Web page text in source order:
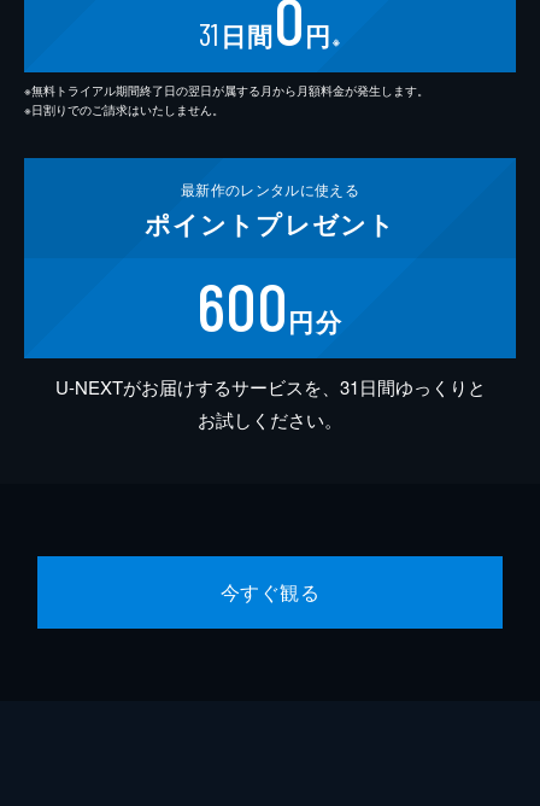
31 日間0円 ※
※無料トライアル期間終了日の翌日が属する月から月額料金が発生します。
※日割りでのご請求はいたしません。
最新作のレンタルに使える
ポイント プレゼント
600円分
U-NEXTがお届けするサービスを、31日間ゆっくりと
お試しください。
今すぐ観る